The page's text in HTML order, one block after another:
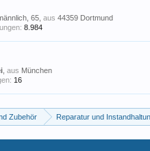
männlich, 65,aus 44359 Dortmund
8.984
,aus München
16
Zubehör Reparatur und